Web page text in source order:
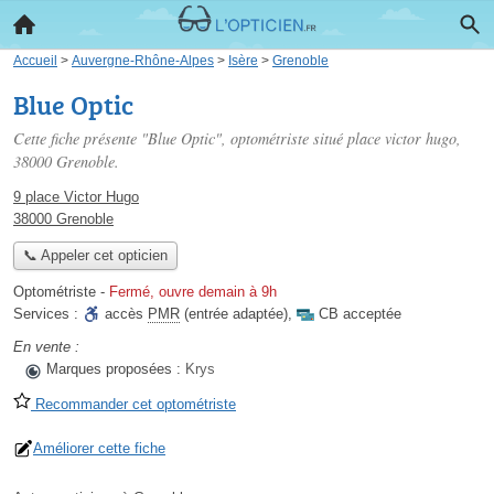
Accueil > Auvergne-Rhône-Alpes > Isère > Grenoble
Blue Optic
Cette fiche présente "Blue Optic", optométriste situé place victor hugo,
38000 Grenoble.
9 place Victor Hugo
38000 Grenoble
📞 Appeler cet opticien
Optométriste - Fermé, ouvre demain à 9h
Services :
accès PMR (entrée adaptée),
CB acceptée
En vente :
Marques proposées : Krys
Recommander cet optométriste
Améliorer cette fiche